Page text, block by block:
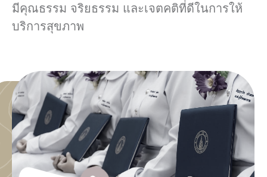
มีคุณธรรม จริยธรรม และเจตคติที่ดีในการให้
บริการสุขภาพ